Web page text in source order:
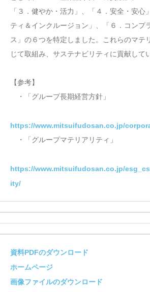
「３．健やか・活力」、「４．安全・安心
ティ＆インクルージョン」、「６．コンプ
ス」の６つを特定しました。これらのマテ
じて取組み、サステナビリティに貢献して
【参考】
・「グループ長期経営方針」
https://www.mitsuifudosan.co.jp/
・「グループマテリアリティ」
https://www.mitsuifudosan.co.jp/
ity/
資料PDFのダウンロード
ホームページ
画像ファイルのダウンロード